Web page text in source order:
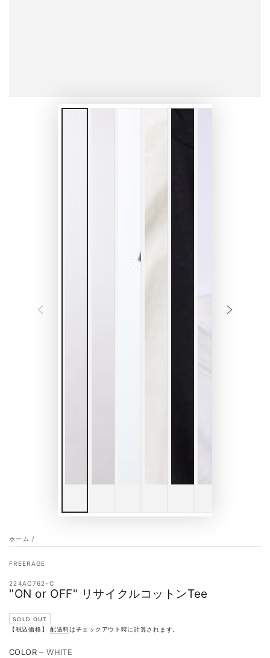
ホーム /
FREERAGE
224AC762-C
"ON or OFF" リサイクルコットンTee
SOLD OUT
【税込価格】 配送料はチェックアウト時に計算されます。
COLOR– WHITE